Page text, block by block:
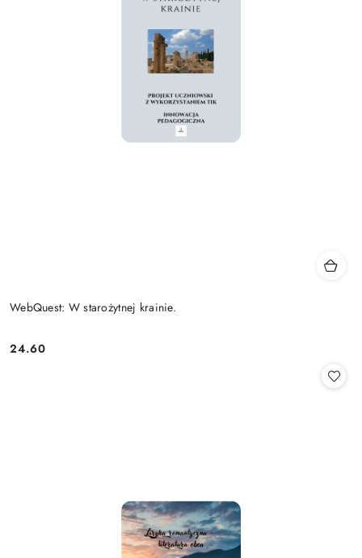
WebQuest: W starożytnej krainie.
Cena:
24.60